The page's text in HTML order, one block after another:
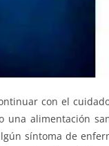
con el
una alimentación
síntoma de